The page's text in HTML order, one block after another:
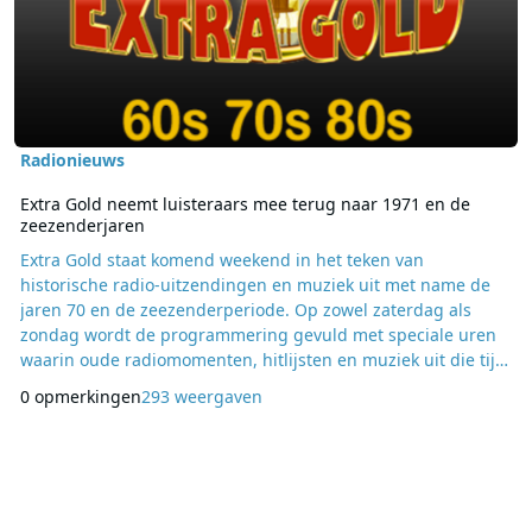
Radionieuws
Extra Gold neemt luisteraars mee terug naar 1971 en de
zeezenderjaren
Extra Gold staat komend weekend in het teken van
historische radio-uitzendingen en muziek uit met name de
jaren 70 en de zeezenderperiode. Op zowel zaterdag als
zondag wordt de programmering gevuld met speciale uren
waarin oude radiomomenten, hitlijsten en muziek uit die tijd
09.00 en 10.00 uur met een historisch zeezenderuur,
0 opmerkingen293 weergaven